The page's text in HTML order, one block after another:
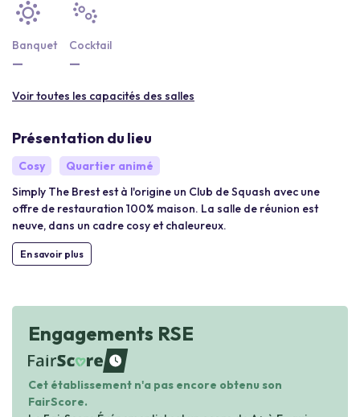
Banquet
—
Cocktail
—
Voir toutes les capacités des salles
Présentation du lieu
Cosy
Quartier animé
Simply The Brest est à l'origine un Club de Squash avec une
offre de restauration 100% maison. La salle de réunion est
neuve, dans un cadre cosy et chaleureux.
En savoir plus
Engagements RSE
waiting
Cet établissement n'a pas encore obtenu son
FairScore.